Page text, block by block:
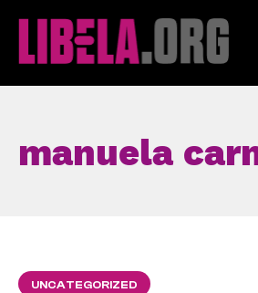
manuela
UNCATEGORIZED